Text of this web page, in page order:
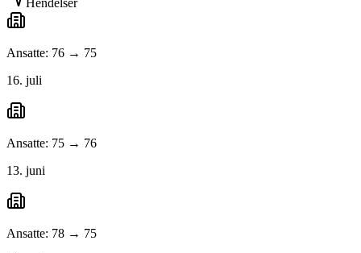
Hendelser
Ansatte: 76 → 75
16. juli
Ansatte: 75 → 76
13. juni
Ansatte: 78 → 75